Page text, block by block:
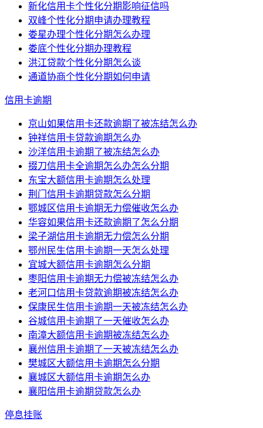
新化信用卡个性化分期影响征信吗
双峰个性化分期申请办理教程
娄星办理个性化分期怎么办理
娄底个性化分期办理教程
洪江贷款个性化分期怎么谈
通道协商个性化分期如何申请
信用卡逾期
京山如果信用卡还款逾期了被冻结怎么办
钟祥信用卡贷款逾期怎么办
沙洋信用卡逾期了被冻结怎么办
掇刀信用卡全逾期怎么办怎么分期
东宝大额信用卡逾期怎么处理
荆门信用卡逾期贷款怎么分期
鄂城区信用卡逾期无力偿催收怎么办
华容如果信用卡还款逾期了怎么分期
梁子湖信用卡逾期无力偿怎么分期
鄂州民生信用卡逾期一天怎么处理
宜城大额信用卡逾期怎么分期
枣阳信用卡逾期无力偿被冻结怎么办
老河口信用卡贷款逾期被冻结怎么办
保康民生信用卡逾期一天被冻结怎么办
谷城信用卡逾期了一天催收怎么办
南漳大额信用卡逾期被冻结怎么办
襄州信用卡逾期了一天被冻结怎么办
樊城区大额信用卡逾期怎么分期
襄城区大额信用卡逾期怎么办
襄阳信用卡逾期贷款怎么办
停息挂账